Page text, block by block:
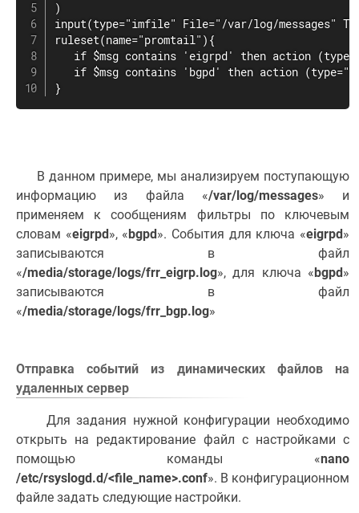
)
input(type="imfile" File="/var/log/messages"
ruleset(name="promtail"){
if $msg contains 'eigrpd' then action
if $msg contains 'bgpd' then action
}
В данном примере, мы анализируем поступающую
информацию из файла «/var/log/messages» и
применяем к сообщениям фильтры по ключевым
словам «eigrpd», «bgpd». События для ключа «eigrpd»
записываются в файл
«/media/storage/logs/frr_eigrp.log», для ключа «bgpd»
записываются в файл
«/media/storage/logs/frr_bgp.log»
Отправка событий из динамических файлов на
удаленных сервер
Для задания нужной конфигурации необходимо
открыть на редактирование файл с настройками с
помощью команды «nano
/etc/rsyslogd.d/<file_name>.conf». В конфигурационном
файле задать следующие настройки.